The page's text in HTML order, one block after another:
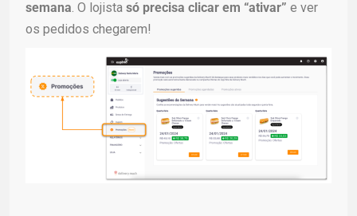
semana . O lojista só precisa clicar em “ativar” e ver
os pedidos chegarem!